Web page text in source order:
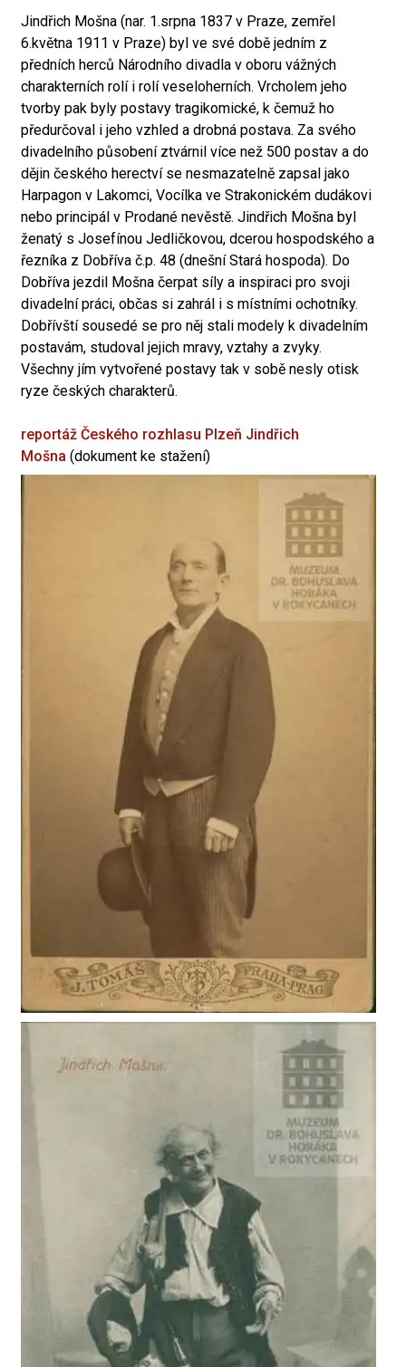
Jindřich Mošna (nar. 1.srpna 1837 v Praze, zemřel
6.května 1911 v Praze) byl ve své době jedním z
předních herců Národního divadla v oboru vážných
charakterních rolí i rolí veseloherních. Vrcholem jeho
tvorby pak byly postavy tragikomické, k čemuž ho
předurčoval i jeho vzhled a drobná postava. Za svého
divadelního působení ztvárnil více než 500 postav a do
dějin českého herectví se nesmazatelně zapsal jako
Harpagon v Lakomci, Vocílka ve Strakonickém dudákovi
nebo principál v Prodané nevěstě. Jindřich Mošna byl
ženatý s Josefínou Jedličkovou, dcerou hospodského a
řezníka z Dobříva č.p. 48 (dnešní Stará hospoda). Do
Dobříva jezdil Mošna čerpat síly a inspiraci pro svoji
divadelní práci, občas si zahrál i s místními ochotníky.
Dobřívští sousedé se pro něj stali modely k divadelním
postavám, studoval jejich mravy, vztahy a zvyky.
Všechny jím vytvořené postavy tak v sobě nesly otisk
ryze českých charakterů.
reportáž Českého rozhlasu Plzeň Jindřich
Mošna (dokument ke stažení)